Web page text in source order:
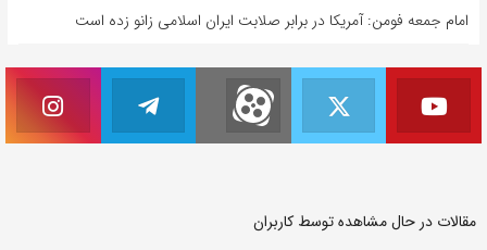
امام جمعه فومن: آمریکا در برابر صلابت ایران اسلامی زانو زده است
مقالات در حال مشاهده توسط کاربران